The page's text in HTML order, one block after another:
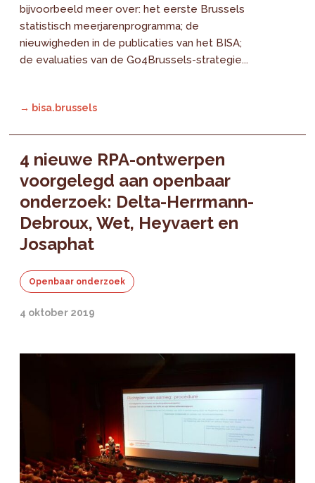
bijvoorbeeld meer over: het eerste Brussels
statistisch meerjarenprogramma; de
nieuwigheden in de publicaties van het BISA;
de evaluaties van de Go4Brussels-strategie...
→ bisa.brussels
4 nieuwe RPA-ontwerpen
voorgelegd aan openbaar
onderzoek: Delta-Herrmann-
Debroux, Wet, Heyvaert en
Josaphat
Openbaar onderzoek
4 oktober 2019